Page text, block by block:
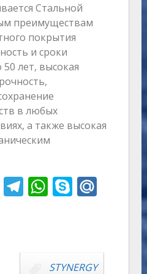
Стальной
преимуществам
покрытия
и сроки
лет, высокая
в любых
а также высокая
T W
A
S
e
M
u
STYNERGY